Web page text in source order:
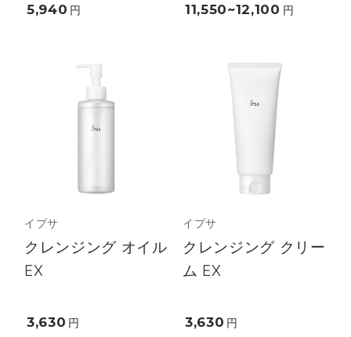
5,940 円 11,550~12,100 円
イプサ
クレンジング オイル
EX
3,630 円
イプサ
クレンジング クリー
ム EX
3,630 円